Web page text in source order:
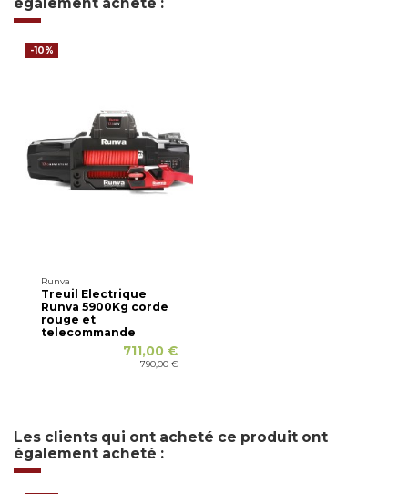
-10%
Runva
Treuil Electrique
Runva 5900Kg corde
rouge et
telecommande
711,00 €
790,00 €
Les clients qui ont acheté ce produit ont
également acheté :